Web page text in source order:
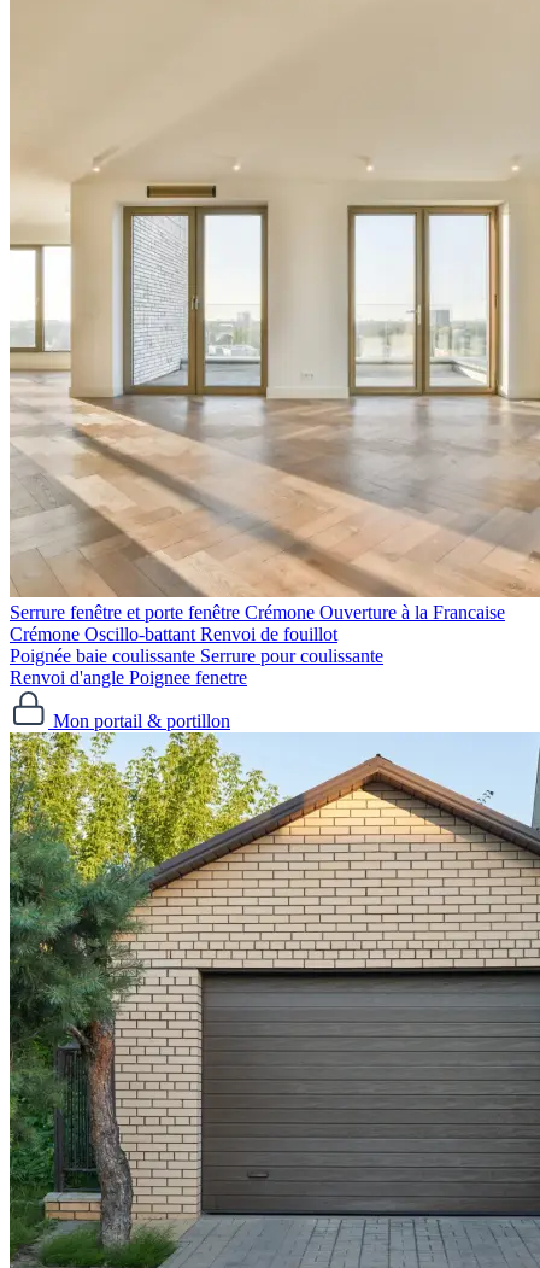
Serrure fenêtre et porte fenêtre
Crémone Ouverture à la Francaise
Crémone Oscillo-battant Renvoi de fouillot
Poignée baie coulissante Serrure pour coulissante
Renvoi d'angle Poignee fenetre
Mon portail & portillon